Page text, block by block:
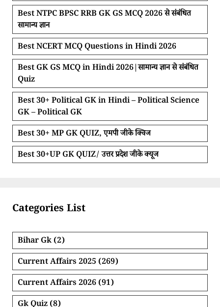
Best NTPC BPSC RRB GK GS MCQ 2026 से संबंधित
सामान्य ज्ञान
Best NCERT MCQ Questions in Hindi 2026
Best GK GS MCQ in Hindi 2026|सामान्य ज्ञान से संबंधित
Quiz
Best 30+ Political GK in Hindi – Political Science
GK – Political GK
Best 30+ MP GK QUIZ, एमपी जीके क्विज
Best 30+UP GK QUIZ/ उत्तर प्रदेश जीके क्यूज
Categories List
Bihar Gk (2)
Current Affairs 2025 (269)
Current Affairs 2026 (91)